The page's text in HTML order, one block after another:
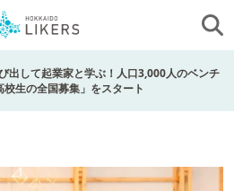
出して起業家と学ぶ！人口3,000人のベンチ
生の全国募集」をスタート